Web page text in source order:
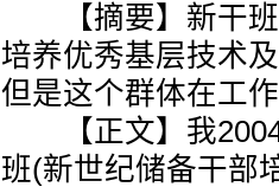
【摘要】新干班
培养优秀基层技术
但是这个群体在工
【正文】我2004
班(新世纪储备干部